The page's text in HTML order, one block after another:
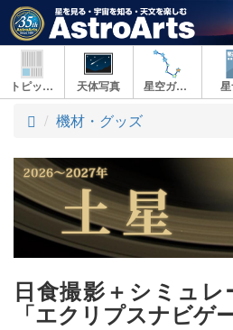
トピックス 天体写真 星空ガイド
ト
プ
機材・グッズ
日食撮影＋シミュ
「エクリプスナビゲ